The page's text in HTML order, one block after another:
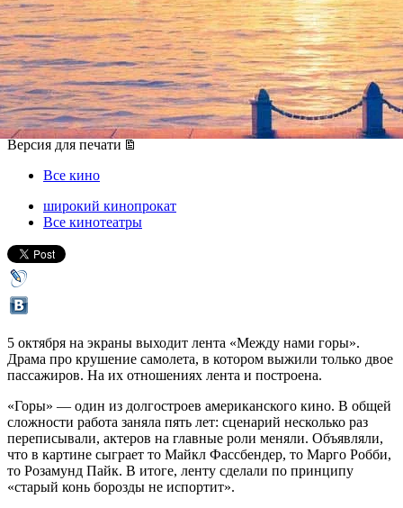
Идрис Эльба и Кейт Уинслет
сыграют выживших в
авиакатастрофе
05 октября 2017, четверг-18 октября 2017, среда
Версия для печати
Все кино
широкий кинопрокат
Все кинотеатры
5 октября на экраны выходит лента «Между нами горы».
Драма про крушение самолета, в котором выжили только двое
пассажиров. На их отношениях лента и построена.
«Горы» — один из долгостроев американского кино. В общей
сложности работа заняла пять лет: сценарий несколько раз
переписывали, актеров на главные роли меняли. Объявляли,
что в картине сыграет то Майкл Фассбендер, то Марго Робби,
то Розамунд Пайк. В итоге, ленту сделали по принципу
«старый конь борозды не испортит».